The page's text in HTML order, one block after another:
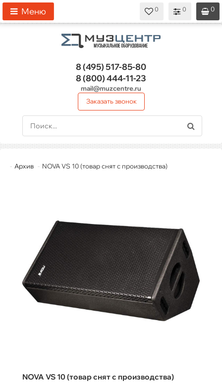
0
0
0
Меню
8 (495)517-85-80
8 (800)444-11-23
mail@muzcentre.ru
Заказать звонок
Архив NOVA VS 10 (товар снят с производства)
NOVA VS 10 (товар снят с производства)